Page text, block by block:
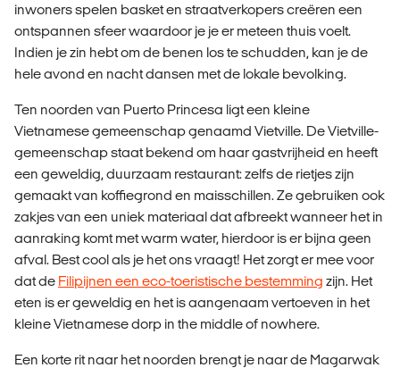
inwoners spelen basket en straatverkopers creëren een
ontspannen sfeer waardoor je je er meteen thuis voelt.
Indien je zin hebt om de benen los te schudden, kan je de
hele avond en nacht dansen met de lokale bevolking.
Ten noorden van Puerto Princesa ligt een kleine
Vietnamese gemeenschap genaamd Vietville. De Vietville-
gemeenschap staat bekend om haar gastvrijheid en heeft
een geweldig, duurzaam restaurant: zelfs de rietjes zijn
gemaakt van koffiegrond en maisschillen. Ze gebruiken ook
zakjes van een uniek materiaal dat afbreekt wanneer het in
aanraking komt met warm water, hierdoor is er bijna geen
afval. Best cool als je het ons vraagt! Het zorgt er mee voor
dat de Filipijnen een eco-toeristische bestemming zijn. Het
eten is er geweldig en het is aangenaam vertoeven in het
kleine Vietnamese dorp in the middle of nowhere.
Een korte rit naar het noorden brengt je naar de Magarwak